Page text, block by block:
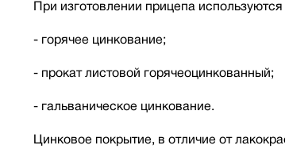
При изготовлении прицепа
- горячее цинкование;
- прокат листовой горячеоцинкованный;
- гальваническое цинкование.
Цинковое покрытие, в отличие от